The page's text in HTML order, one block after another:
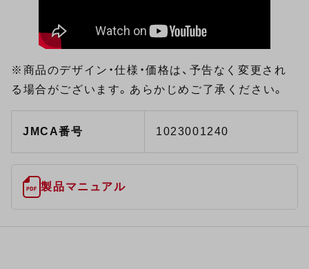
※商品のデザイン・仕様・価格は、予告なく変更され
る場合がございます。あらかじめご了承ください。
JMCA番号 1023001240
製品マニュアル